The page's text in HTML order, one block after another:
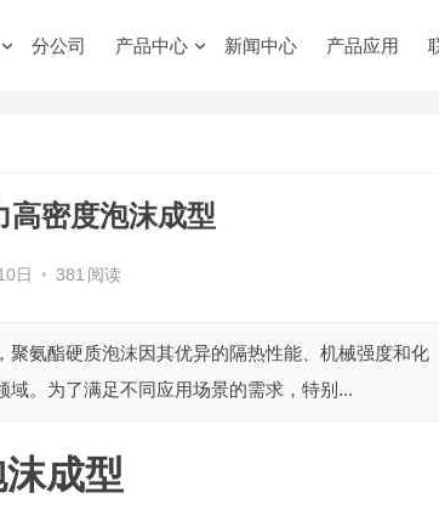
分公司 产品中心 新闻中心 产品应用
密度泡沫成型
日 • 381 阅读
氨酯硬质泡沫因其优异的隔热性能、机械强度和化
。为了满足不同应用场景的需求，特别...
成型